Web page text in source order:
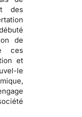
des
de
ces
et
le